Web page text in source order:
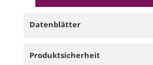
Datenblätter
Produktsicherheit